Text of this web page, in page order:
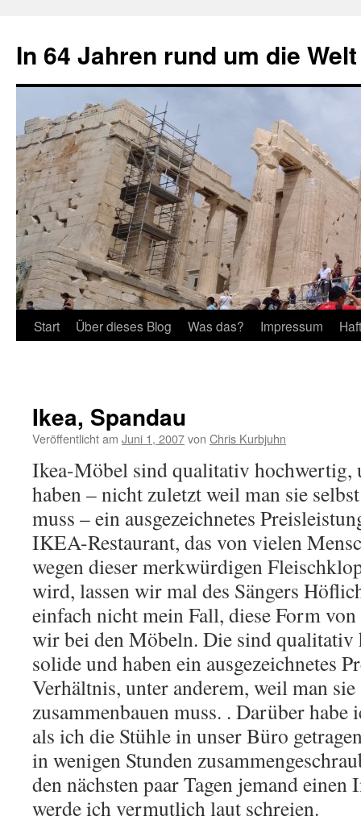
springen
In 64 Jahren rund um die Welt
Start Über dieses Blog Was das? Impressum
Ikea, Spandau
Veröffentlicht am Juni 1, 2007von Chris Kurbjuhn
Ikea-Möbel sind qualitativ hochwertig,
haben – nicht zuletzt weil man sie
muss – ein ausgezeichnetes
IKEA-Restaurant, das von vielen
wegen dieser merkwürdigen
wird, lassen wir mal des Sängers
einfach nicht mein Fall, diese Form
wir bei den Möbeln. Die sind qualitativ
solide und haben ein ausgezeichnetes
Verhältnis, unter anderem, weil man sie
zusammenbauen muss. . Darüber
als ich die Stühle in unser Büro
in wenigen Stunden
den nächsten paar Tagen jemand einen
werde ich vermutlich laut schreien.